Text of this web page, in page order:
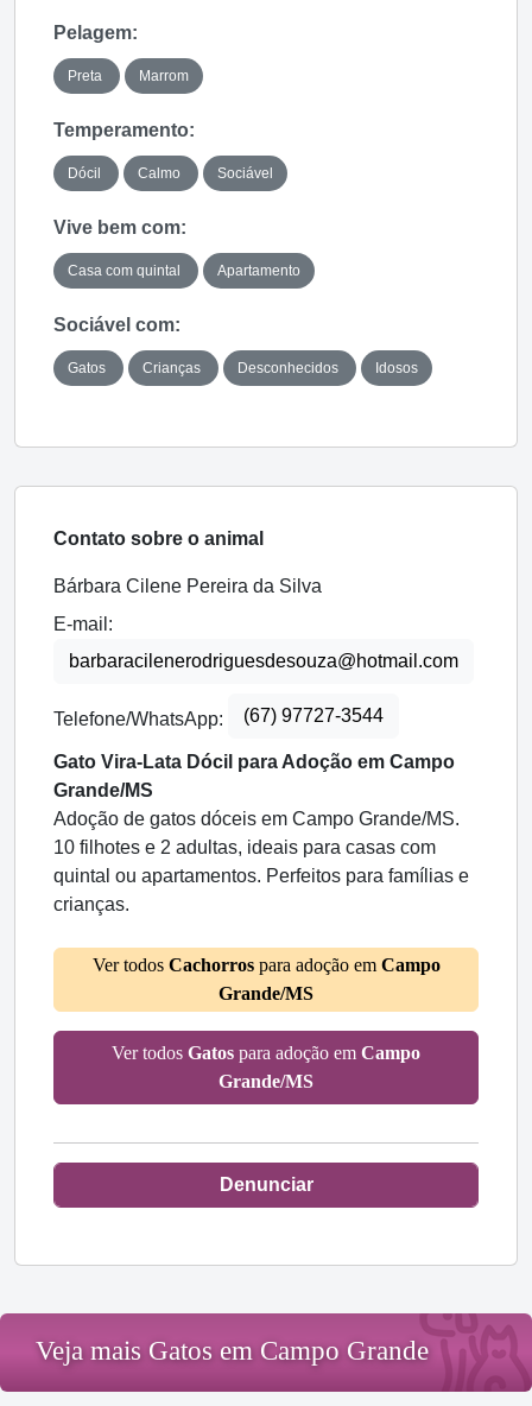
Pelagem:
Preta Marrom
Temperamento:
Dócil Calmo Sociável
Vive bem com:
Casa com quintal Apartamento
Sociável com:
Gatos Crianças Desconhecidos Idosos
Contato sobre o animal
Bárbara Cilene Pereira da Silva
E-mail:
barbaracilenerodriguesdesouza@hotmail.com
Telefone/WhatsApp: (67) 97727-3544
Gato Vira-Lata Dócil para Adoção em Campo
Grande/MS
Adoção de gatos dóceis em Campo Grande/MS.
10 filhotes e 2 adultas, ideais para casas com
quintal ou apartamentos. Perfeitos para famílias e
crianças.
Ver todos Cachorrospara adoção em Campo
Grande/MS
Ver todos Gatos para adoção em Campo
Grande/MS
Denunciar
Veja mais Gatos em Campo Grande